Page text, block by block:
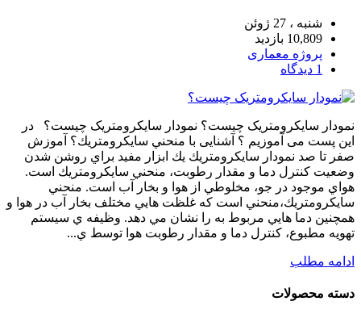
شنبه ، 27 ژوئن
10,809 بازدید
پروژه معماری
1 دیدگاه
نمودار سایکرومتریک چیست؟ نمودار سایکرومتریک چیست؟ در
این پست می آموزیم ؟ آشنایی با منحني سايكرومتريك؟ آموزش
صفر تا صد نمودار سايكرومتريك یك ابزار مفيد براي روشن شدن
وضعيت كنترل دما و مقدار رطوبت، منحني سايكرومتريك است.
هواي موجود در جو، مخلوطي از هوا و بخار آب است. منحني
سايكرومتريك،منحني است كه غلظت هايي مختلف بخار آب در هوا و
همچنين دما هايي مربوط به را نشان مي دهد. وظيفه ي سيستم
تهويه مطبوع، كنترل دما و مقدار رطوبت هوا توسط ي...
ادامه مطلب
دسته محصولات